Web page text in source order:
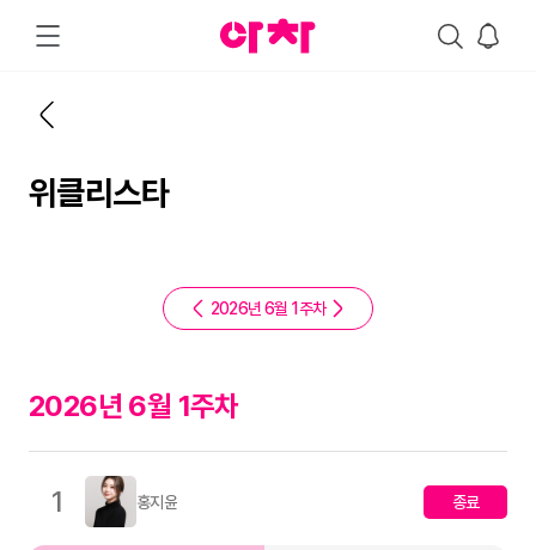
위클리스타
2026년 6월 1주차
2026년 6월 1주차
1 홍지윤 종료